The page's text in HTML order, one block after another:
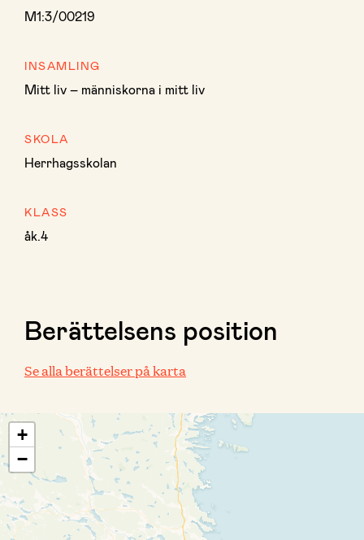
M1:3/00219
INSAMLING
Mitt liv – människorna i mitt liv
SKOLA
Herrhagsskolan
KLASS
åk.4
Berättelsens position
Se alla berättelser på karta
+
−